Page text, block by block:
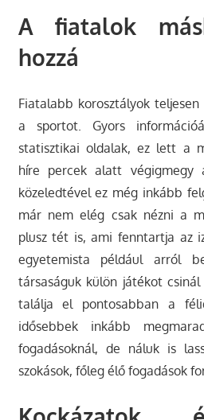
A fiatalok
hozzá
Fiatalabb korosztályok
a sportot. Gyors
statisztikai oldalak, ez lett a
híre percek alatt végigmegy
közeledtével ez még inkább
már nem elég csak nézni a
plusz tét is, ami fenntartja az
egyetemista például arról
társaságuk külön játékot
találja el pontosabban a
idősebbek inkább
fogadásoknál, de náluk is
szokások, főleg élő fogadások